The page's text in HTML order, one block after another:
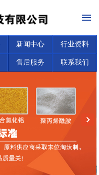
新闻中心 行业资料
售后服务 联系我们